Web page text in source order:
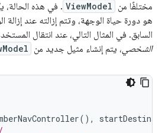
مختلفًا من ViewModel . في هذه الحالة،
هو دورة حياة الوجهة، وتتم إزالته عند
السابق. في المثال التالي، عند انتقال
الشخصي، يتم إنشاء مثيل جديد من
(),